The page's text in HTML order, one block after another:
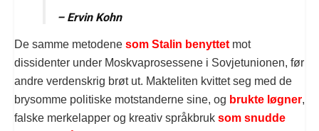
– Ervin Kohn
De samme metodene som Stalin benyttet mot
dissidenter under Moskvaprosessene i Sovjetunionen, før
andre verdenskrig brøt ut. Makteliten kvittet seg med de
brysomme politiske motstanderne sine, og brukte løgner,
falske merkelapper og kreativ språkbruk som snudde